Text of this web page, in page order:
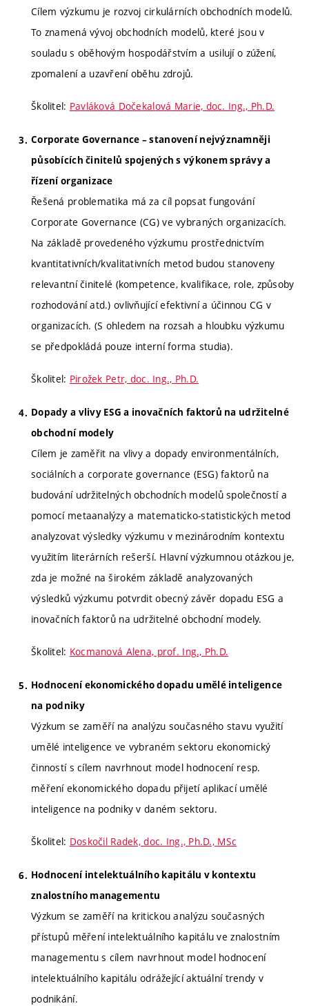
Cílem výzkumu je rozvoj cirkulárních obchodních modelů.
To znamená vývoj obchodních modelů, které jsou v
souladu s oběhovým hospodářstvím a usilují o zúžení,
zpomalení a uzavření oběhu zdrojů.
Školitel: Pavláková Dočekalová Marie, doc. Ing., Ph.D.
Corporate Governance – stanovení nejvýznamněji
působících činitelů spojených s výkonem správy a
řízení organizace
Řešená problematika má za cíl popsat fungování
Corporate Governance (CG) ve vybraných organizacích.
Na základě provedeného výzkumu prostřednictvím
kvantitativních/kvalitativních metod budou stanoveny
relevantní činitelé (kompetence, kvalifikace, role, způsoby
rozhodování atd.) ovlivňující efektivní a účinnou CG v
organizacích. (S ohledem na rozsah a hloubku výzkumu
se předpokládá pouze interní forma studia).
Školitel: Pirožek Petr, doc. Ing., Ph.D.
Dopady a vlivy ESG a inovačních faktorů na udržitelné
obchodní modely
Cílem je zaměřit na vlivy a dopady environmentálních,
sociálních a corporate governance (ESG) faktorů na
budování udržitelných obchodních modelů společností a
pomocí metaanalýzy a matematicko-statistických metod
analyzovat výsledky výzkumu v mezinárodním kontextu
využitím literárních rešerší. Hlavní výzkumnou otázkou je,
zda je možné na širokém základě analyzovaných
výsledků výzkumu potvrdit obecný závěr dopadu ESG a
inovačních faktorů na udržitelné obchodní modely.
Školitel: Kocmanová Alena, prof. Ing., Ph.D.
Hodnocení ekonomického dopadu umělé inteligence
na podniky
Výzkum se zaměří na analýzu současného stavu využití
umělé inteligence ve vybraném sektoru ekonomický
činností s cílem navrhnout model hodnocení resp.
měření ekonomického dopadu přijetí aplikací umělé
inteligence na podniky v daném sektoru.
Školitel: Doskočil Radek, doc. Ing., Ph.D., MSc
Hodnocení intelektuálního kapitálu v kontextu
znalostního managementu
Výzkum se zaměří na kritickou analýzu současných
přístupů měření intelektuálního kapitálu ve znalostním
managementu s cílem navrhnout model hodnocení
intelektuálního kapitálu odrážející aktuální trendy v
podnikání.